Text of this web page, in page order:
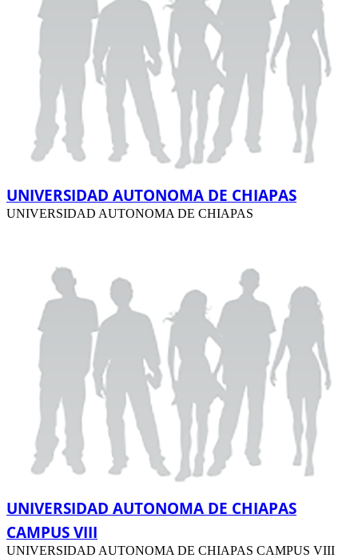
UNIVERSIDAD AUTONOMA DE CHIAPAS
UNIVERSIDAD AUTONOMA DE CHIAPAS
UNIVERSIDAD AUTONOMA DE CHIAPAS
CAMPUS VIII
UNIVERSIDAD AUTONOMA DE CHIAPAS CAMPUS VIII